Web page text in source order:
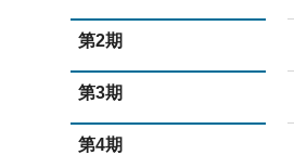
第2期
第3期
第4期